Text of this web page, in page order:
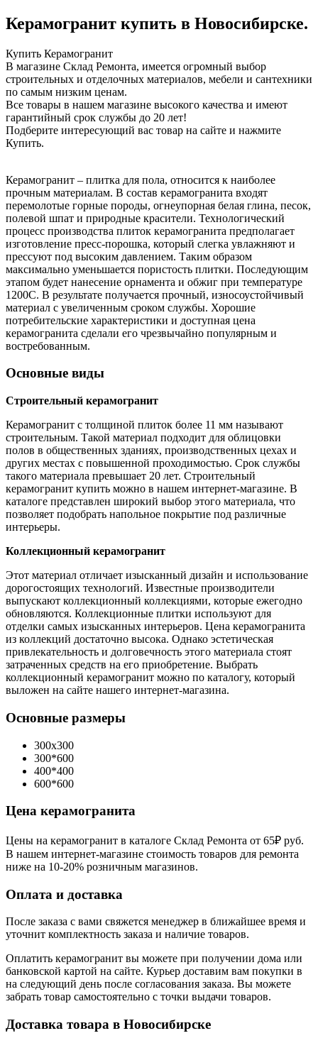
Керамогранит купить в Новосибирске.
Купить Керамогранит
В магазине Склад Ремонта, имеется огромный выбор
строительных и отделочных материалов, мебели и сантехники
по самым низким ценам.
Все товары в нашем магазине высокого качества и имеют
гарантийный срок службы до 20 лет!
Подберите интересующий вас товар на сайте и нажмите
Купить.
Керамогранит – плитка для пола, относится к наиболее
прочным материалам. В состав керамогранита входят
перемолотые горные породы, огнеупорная белая глина, песок,
полевой шпат и природные красители. Технологический
процесс производства плиток керамогранита предполагает
изготовление пресс-порошка, который слегка увлажняют и
прессуют под высоким давлением. Таким образом
максимально уменьшается пористость плитки. Последующим
этапом будет нанесение орнамента и обжиг при температуре
1200С. В результате получается прочный, износоустойчивый
материал с увеличенным сроком службы. Хорошие
потребительские характеристики и доступная цена
керамогранита сделали его чрезвычайно популярным и
востребованным.
Основные виды
Строительный керамогранит
Керамогранит с толщиной плиток более 11 мм называют
строительным. Такой материал подходит для облицовки
полов в общественных зданиях, производственных цехах и
других местах с повышенной проходимостью. Срок службы
такого материала превышает 20 лет. Строительный
керамогранит купить можно в нашем интернет-магазине. В
каталоге представлен широкий выбор этого материала, что
позволяет подобрать напольное покрытие под различные
интерьеры.
Коллекционный керамогранит
Этот материал отличает изысканный дизайн и использование
дорогостоящих технологий. Известные производители
выпускают коллекционный коллекциями, которые ежегодно
обновляются. Коллекционные плитки используют для
отделки самых изысканных интерьеров. Цена керамогранита
из коллекций достаточно высока. Однако эстетическая
привлекательность и долговечность этого материала стоят
затраченных средств на его приобретение. Выбрать
коллекционный керамогранит можно по каталогу, который
выложен на сайте нашего интернет-магазина.
Основные размеры
300x300
300*600
400*400
600*600
Цена керамогранита
Цены на керамогранит в каталоге Склад Ремонта от 65₽ руб.
В нашем интернет-магазине стоимость товаров для ремонта
ниже на 10-20% розничным магазинов.
Оплата и доставка
После заказа с вами свяжется менеджер в ближайшее время и
уточнит комплектность заказа и наличие товаров.
Оплатить керамогранит вы можете при получении дома или
банковской картой на сайте. Курьер доставим вам покупки в
на следующий день после согласования заказа. Вы можете
забрать товар самостоятельно с точки выдачи товаров.
Доставка товара в Новосибирске